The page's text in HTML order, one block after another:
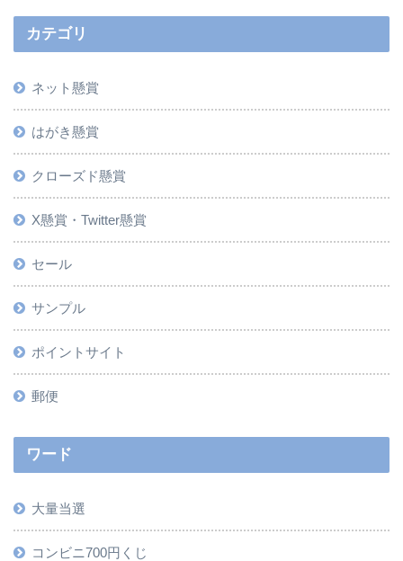
カテゴリ
ネット懸賞
はがき懸賞
クローズド懸賞
X懸賞・Twitter懸賞
セール
サンプル
ポイントサイト
郵便
ワード
大量当選
コンビニ700円くじ